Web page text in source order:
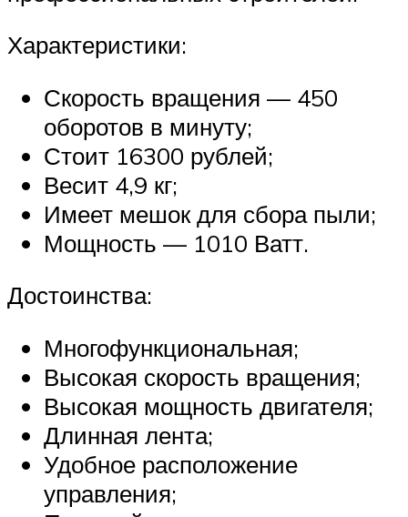
Характеристики:
Скорость вращения — 450
оборотов в минуту;
Стоит 16300 рублей;
Весит 4,9 кг;
Имеет мешок для сбора пыли;
Мощность — 1010 Ватт.
Достоинства:
Многофункциональная;
Высокая скорость вращения;
Высокая мощность двигателя;
Длинная лента;
Удобное расположение
управления;